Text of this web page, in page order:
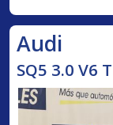
Audi
SQ5 3.0 V6